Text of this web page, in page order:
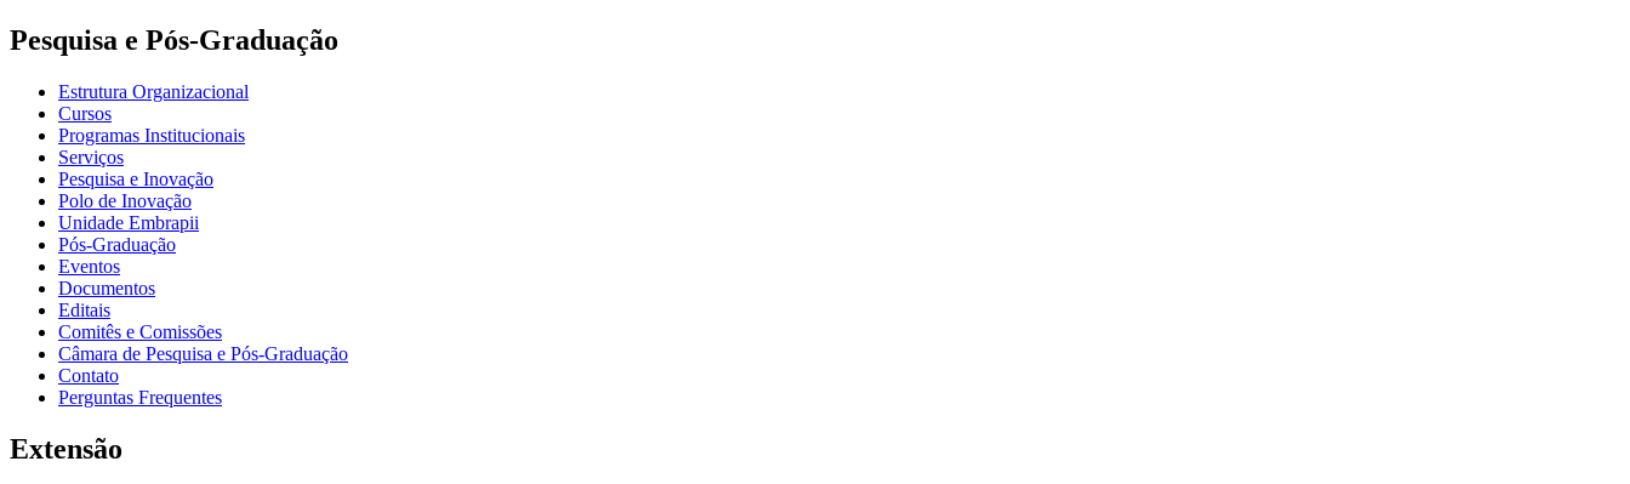
Pesquisa e Pós-Graduação
Estrutura Organizacional
Cursos
Programas Institucionais
Serviços
Pesquisa e Inovação
Polo de Inovação
Unidade Embrapii
Pós-Graduação
Eventos
Documentos
Editais
Comitês e Comissões
Câmara de Pesquisa e Pós-Graduação
Contato
Perguntas Frequentes
Extensão